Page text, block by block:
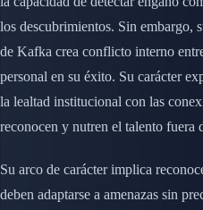
los descubrimientos. Sin embargo,
de Kafka crea conflicto interno
personal en su éxito. Su carácter
la lealtad institucional con las
reconocen y nutren el talento fuera
Su arco de carácter implica
deben adaptarse a amenazas sin